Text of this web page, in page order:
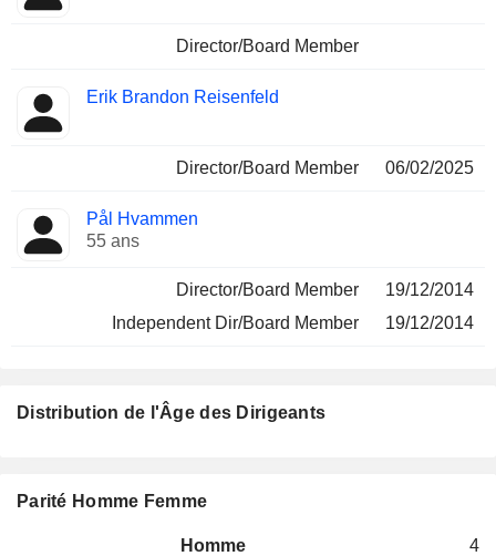
Director/Board Member
Erik Brandon Reisenfeld
Director/Board Member 06/02/2025
Pål Hvammen
55 ans
Director/Board Member
19/12/2014
Independent Dir/Board Member
19/12/2014
Distribution de l'Âge des Dirigeants
Parité Homme Femme
Homme
4